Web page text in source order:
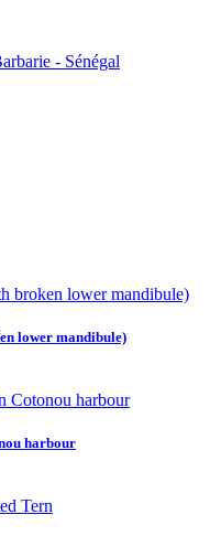
- Sénégal
lower mandibule)
harbour